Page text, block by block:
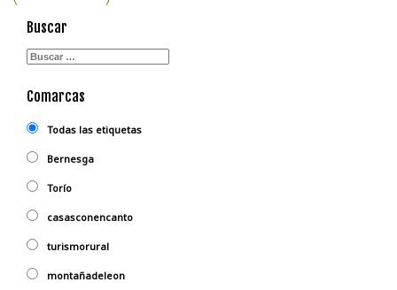
Buscar
Comarcas
Todas las etiquetas
Bernesga
Torío
casasconencanto
turismorural
montañadeleon